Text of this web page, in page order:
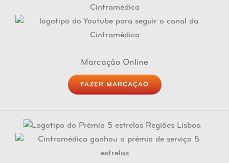
Marcação Online
FAZER MARCAÇÃO